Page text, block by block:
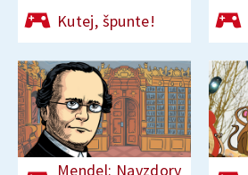
Kutej, špunte!
Mendel: Navzdory